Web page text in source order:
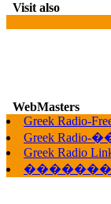
Visit also
WebMasters
Greek Radio-
Greek
Greek Radio